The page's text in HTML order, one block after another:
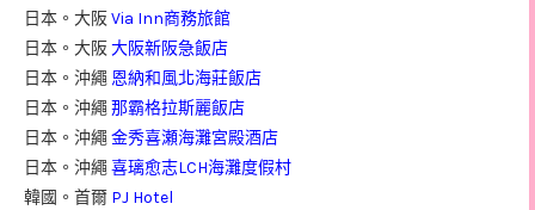
日本。大阪Via Inn商務旅館
日本。大阪大阪新阪急飯店
日本。沖繩 恩納和風北海莊飯店
日本。沖繩那霸格拉斯麗飯店
日本。沖繩金秀喜瀬海灘宮殿酒店
日本。沖繩喜璃愈志LCH海灘度假村
韓國。首爾 PJ Hotel